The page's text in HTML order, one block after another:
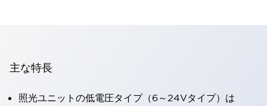
主な特長
照光ユニットの低電圧タイプ（6～24Vタイプ）は